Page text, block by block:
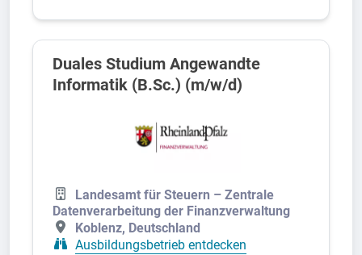
Duales Studium Angewandte
Informatik (B.Sc.) (m/w/d)
Landesamt für Steuern – Zentrale
Datenverarbeitung der Finanzverwaltung
Koblenz, Deutschland
Ausbildungsbetrieb entdecken